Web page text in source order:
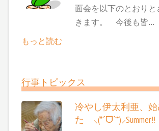
面会を以下のとおりと
きます。 今後も皆...
もっと読む
行事トピックス
冷やし伊太利亜、始
た ⸜(*ˊᗜˋ*)⸝Summer!!